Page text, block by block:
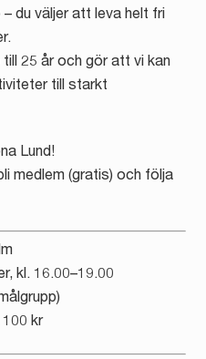
du väljer att leva helt fri
25 år och gör att vi kan
till starkt
Lund!
medlem (gratis) och följa
kl. 16.00–19.00
kr